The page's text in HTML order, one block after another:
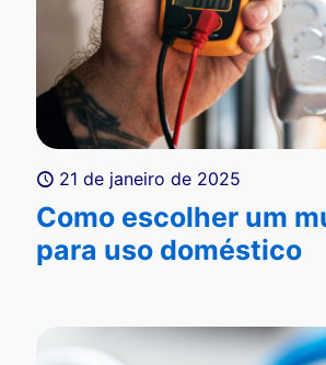
21 de janeiro de 2025
Como escolher um
para uso doméstico